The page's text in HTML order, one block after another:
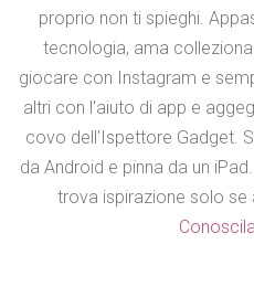
proprio non ti spieghi.
tecnologia, ama
giocare con Instagram e
altri con l'aiuto di app e
covo dell'Ispettore Gadget.
da Android e pinna da un
trova ispirazione solo se